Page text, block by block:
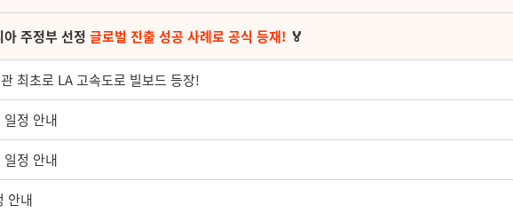
주정부 선정 글로벌 진출 성공 사례로 공식 등재! 🏅
최초로 LA 고속도로 빌보드 등장!
정 안내
정 안내
안내